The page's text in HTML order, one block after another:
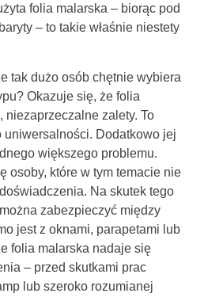
folia malarska – biorąc pod
– to takie właśnie niestety
tak dużo osób chętnie wybiera
Okazuje się, że folia
niezaprzeczalne zalety. To
Dodatkowo jej
większego problemu.
osoby, które w tym temacie nie
Na skutek tego
zabezpieczyć między
jest z oknami, parapetami lub
folia malarska nadaje się
– przed skutkami prac
lub szeroko rozumianej